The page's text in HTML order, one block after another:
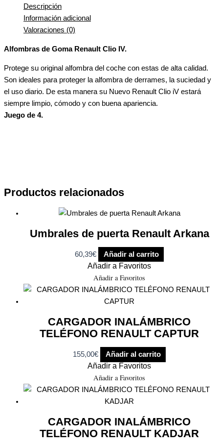
Descripción
Información adicional
Valoraciones (0)
Alfombras de Goma Renault Clio IV.
Protege su original alfombra del coche con estas de alta calidad.
Son ideales para proteger la alfombra de derrames, la suciedad y
el uso diario. De esta manera su Nuevo Renault Clio iV estará
siempre limpio, cómodo y con buena apariencia.
Juego de 4.
Productos relacionados
Umbrales de puerta Renault Arkana
60,39€ Añadir al carrito
Añadir a Favoritos
Añadir a Favoritos
CARGADOR INALÁMBRICO
TELÉFONO RENAULT CAPTUR
155,00€ Añadir al carrito
Añadir a Favoritos
Añadir a Favoritos
CARGADOR INALÁMBRICO
TELÉFONO RENAULT KADJAR